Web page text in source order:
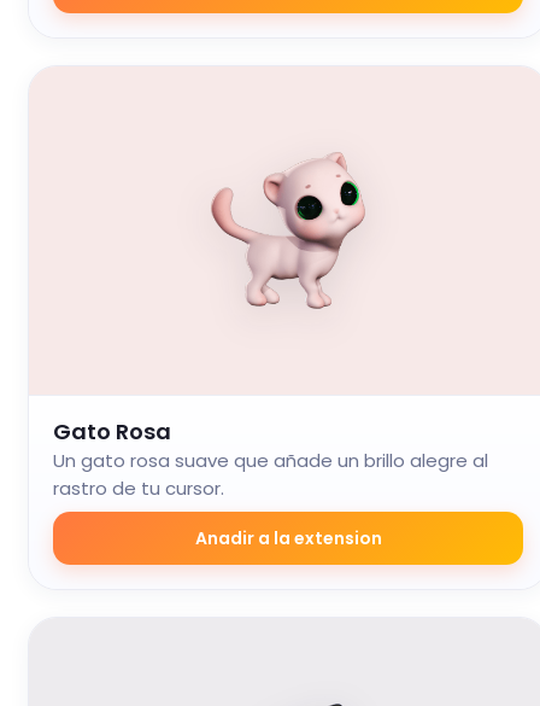
Gato Rosa
Un gato rosa suave que añade un brillo alegre al
rastro de tu cursor.
Anadir a la extension